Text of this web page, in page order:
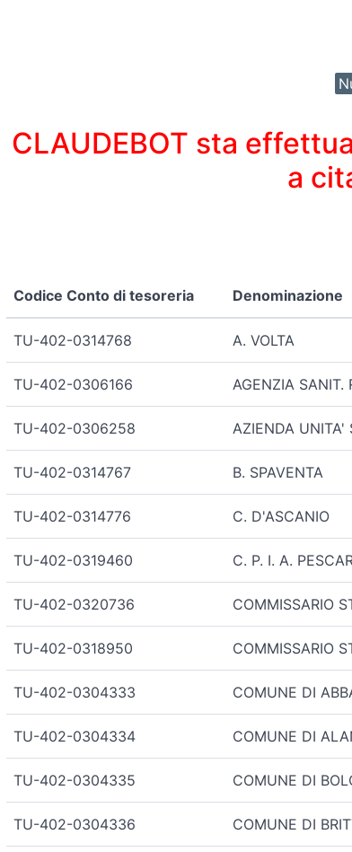
CLAUDEBOT sta
a
Codice Conto di tesoreria Denominazione
TU-402-0314768 A. VOLTA
TU-402-0306166 AGENZIA SANIT.
TU-402-0306258 AZIENDA UNITA'
TU-402-0314767 B. SPAVENTA
TU-402-0314776 C. D'ASCANIO
TU-402-0319460 C. P. I. A.
TU-402-0320736 COMMISSARIO
TU-402-0318950 COMMISSARIO
TU-402-0304333 COMUNE DI
TU-402-0304334 COMUNE DI
TU-402-0304335 COMUNE DI
TU-402-0304336 COMUNE DI